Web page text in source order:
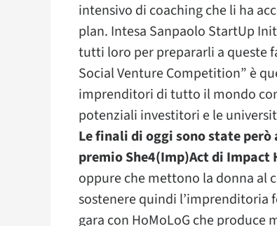
intensivo di coaching che li ha
plan. Intesa Sanpaolo StartUp
tutti loro per prepararli a queste
Social Venture Competition” è
imprenditori di tutto il mondo
potenziali investitori e le
Le finali di oggi sono state però
premio She4(Imp)Act di Impact
oppure che mettono la donna al
sostenere quindi l’imprenditoria
gara con HoMoLoG che produce